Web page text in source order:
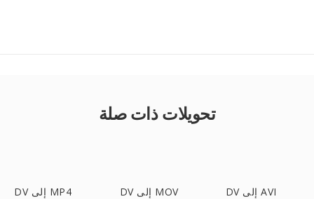
تحويلات ذات صلة
DV إلى MP4 DV إلى MOV DV إلى AVI